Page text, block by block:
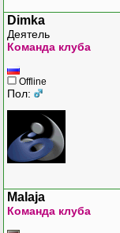
Dimka
Деятель
Команда клуба
Offline
Пол:
Malaja
Команда клуба